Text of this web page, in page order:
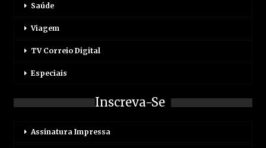
Saúde
Viagem
TV Correio Digital
Especiais
Inscreva-Se
Assinatura Impressa